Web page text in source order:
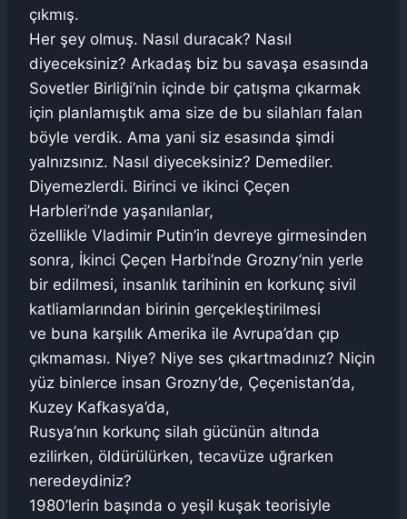
çıkmış.
Her şey olmuş. Nasıl duracak? Nasıl
diyeceksiniz? Arkadaş biz bu savaşa esasında
Sovetler Birliği’nin içinde bir çatışma çıkarmak
için planlamıştık ama size de bu silahları falan
böyle verdik. Ama yani siz esasında şimdi
yalnızsınız. Nasıl diyeceksiniz? Demediler.
Diyemezlerdi. Birinci ve ikinci Çeçen
Harbleri’nde yaşanılanlar,
özellikle Vladimir Putin’in devreye girmesinden
sonra, İkinci Çeçen Harbi’nde Grozny’nin yerle
bir edilmesi, insanlık tarihinin en korkunç sivil
katliamlarından birinin gerçekleştirilmesi
ve buna karşılık Amerika ile Avrupa’dan çıp
çıkmaması. Niye? Niye ses çıkartmadınız? Niçin
yüz binlerce insan Grozny’de, Çeçenistan’da,
Kuzey Kafkasya’da,
Rusya’nın korkunç silah gücünün altında
ezilirken, öldürülürken, tecavüze uğrarken
neredeydiniz?
1980’lerin başında o yeşil kuşak teorisiyle